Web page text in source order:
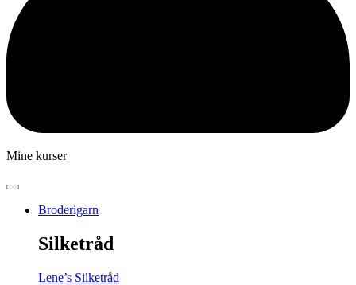
Mine kurser
Broderigarn
Silketråd
Lene’s Silketråd